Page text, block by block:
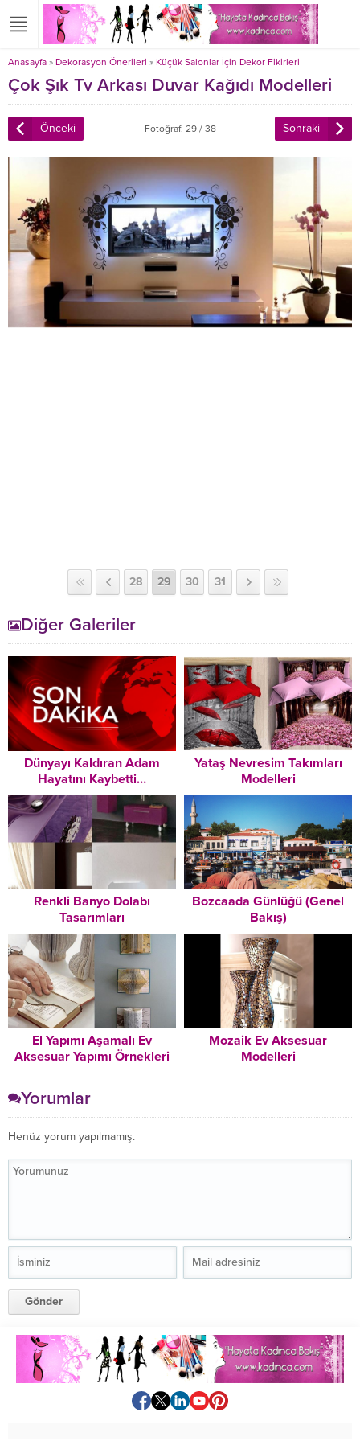
Anasayfa » Dekorasyon Önerileri » Küçük Salonlar İçin Dekor Fikirleri
Çok Şık Tv Arkası Duvar Kağıdı Modelleri
Önceki Fotoğraf: 29 / 38 Sonraki
28 29 30 31
Diğer Galeriler
Dünyayı Kaldıran Adam
Hayatını Kaybetti…
Yataş Nevresim Takımları
Modelleri
Renkli Banyo Dolabı
Tasarımları
Bozcaada Günlüğü (Genel
Bakış)
El Yapımı Aşamalı Ev
Aksesuar Yapımı Örnekleri
Mozaik Ev Aksesuar
Modelleri
Yorumlar
Henüz yorum yapılmamış.